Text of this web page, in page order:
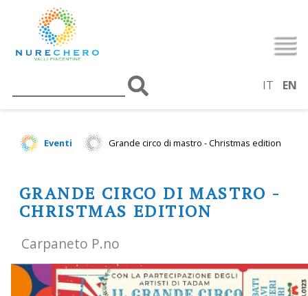
IT EN
Eventi Grande circo di mastro - Christmas edition
GRANDE CIRCO DI MASTRO -
CHRISTMAS EDITION
Carpaneto P.no